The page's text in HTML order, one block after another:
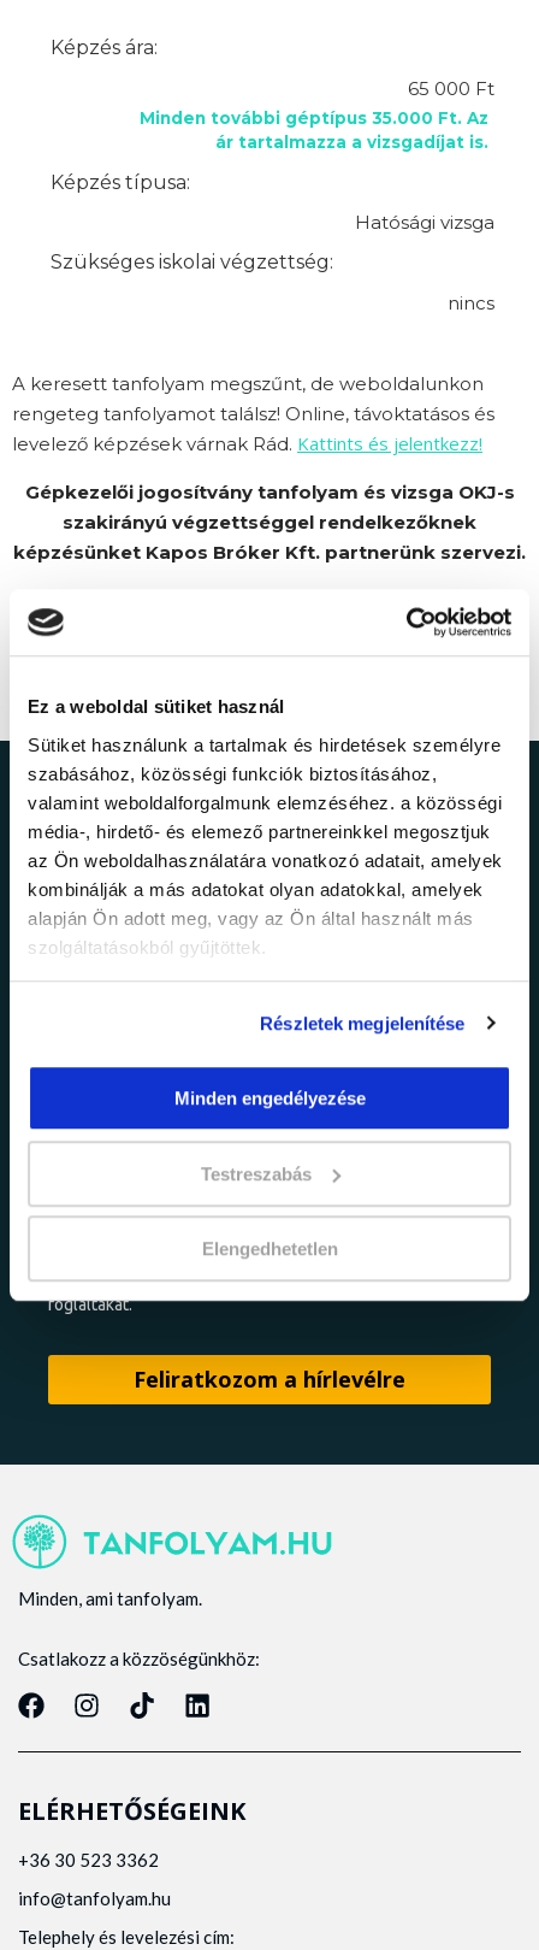
Ez a weboldal sütiket használ
Sütiket használunk a tartalmak és hirdetések személyre
szabásához, közösségi funkciók biztosításához,
valamint weboldalforgalmunk elemzéséhez. a közösségi
média-, hirdető- és elemező partnereinkkel megosztjuk
az Ön weboldalhasználatára vonatkozó adatait, amelyek
kombinálják a más adatokat olyan adatokkal, amelyek
alapján Ön adott meg, vagy az Ön által használt más
szolgáltatásokból gyűjtöttek.
Részletek megjelenítése
Minden engedélyezése
Testreszabás
Elengedhetetlen
Képzés ára:
65 000 Ft
Minden további géptípus 35.000 Ft. Az
ár tartalmazza a vizsgadíjat is.
Képzés típusa:
Hatósági vizsga
Szükséges iskolai végzettség:
nincs
A keresett tanfolyam megszűnt, de weboldalunkon
rengeteg tanfolyamot találsz! Online, távoktatásos és
levelező képzések várnak Rád. Kattints és jelentkezz!
Gépkezelői jogosítvány tanfolyam és vizsga OKJ-s
szakirányú végzettséggel rendelkezőknek
képzésünket Kapos Bróker Kft. partnerünk szervezi.
Ne maradj le a
legfrissebb
információkról!
legfrissebb híreinkről és időszakos
Elfogadom azadatkezelési tájékoztatóban
foglaltakat.
Minden, ami tanfolyam.
Csatlakozz a közzöségünkhöz:
ELÉRHETŐSÉGEINK
+36 30 523 3362
info@tanfolyam.hu
Telephely és levelezési cím: